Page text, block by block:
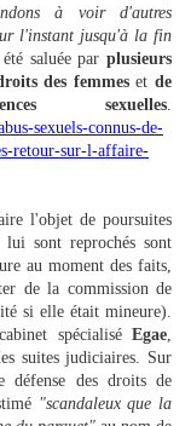
à voir d'autres
l'instant jusqu'à la fin
saluée parplusieurs
des femmesetde
sexuelles.
sexuels-connus-de-
retour-sur-l-affaire-
l'objet de poursuites
sont reprochés sont
au moment des faits,
de la commission de
si elle était mineure).
spécialiséEgae,
suites judiciaires. Sur
défense des droits de
"scandaleux que la